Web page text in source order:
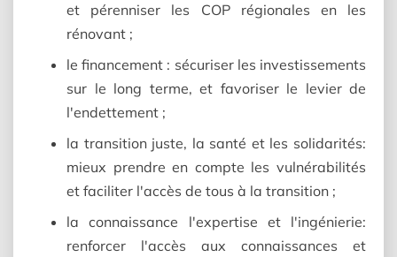
et pérenniser les COP régionales en les
rénovant ;
le financement : sécuriser les investissements
sur le long terme, et favoriser le levier de
l'endettement ;
la transition juste, la santé et les solidarités:
mieux prendre en compte les vulnérabilités
et faciliter l'accès de tous à la transition ;
la connaissance l'expertise et l'ingénierie:
renforcer l'accès aux connaissances et